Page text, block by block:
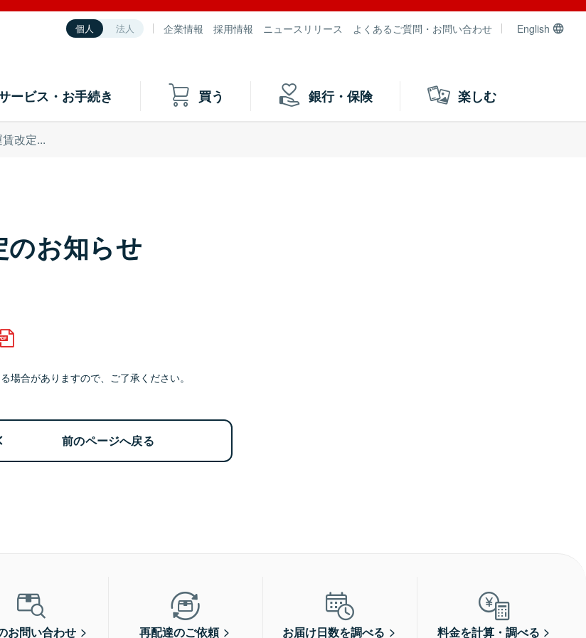
個人 法人 企業情報 採用情報 ニュースリリース よくあるご質問・お問い合わせ English
ービス・お手続き 買う 銀行・保険 楽しむ
改定...
のお知らせ
場合がありますので、ご了承ください。
前のページへ戻る
お問い合わせ 再配達のご依頼 お届け日数を調べる 料金を計算・調べる